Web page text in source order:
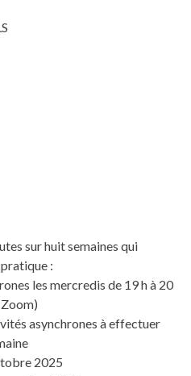
sur huit semaines qui
:
les mercredis de 19 h à 20
asynchrones à effectuer
2025